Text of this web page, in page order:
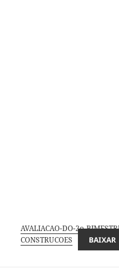
AVALIACAO-DO-2o-
CONSTRUCOES
BAIXAR